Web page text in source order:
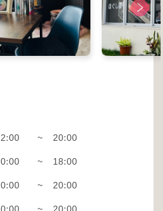
~ 20:00
~ 18:00
~ 20:00
~ 20:00